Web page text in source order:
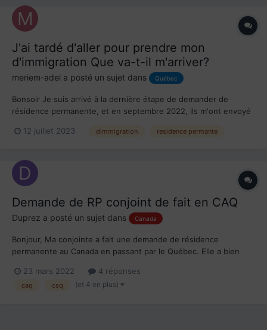
J'ai tardé d'aller pour prendre mon
d'immigration Que va-t-il m'arriver?
meriem-adel a posté un sujet dans Québec
Bonsoir Je suis arrivé à la dernière étape de demander de
résidence permanente, et en septembre 2022, ils m'ont envoyé
d'immigrant. Cependant, je n'ai pas vu ce mail (il était dans les
12 juillet 2023 dimmigration residence permante
Demande de RP conjoint de fait en CAQ
Duprez a posté un sujet dans Canada
Bonjour, Ma conjointe a fait une demande de résidence
permanente au Canada en passant par le Québec. Elle a bien
fédéral. Entre temps, elle m'a joint a sa demande fédéral en tant
que conjoint de fait, pour que je puisse profiter...
23 mars 2022 4 réponses
caq csq (et 4 en plus)